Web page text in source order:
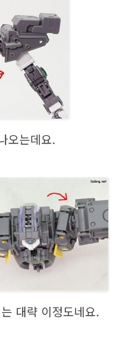
오는데요.
대략 이정도네요.